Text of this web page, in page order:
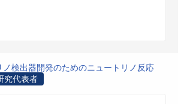
ノ検出器開発のためのニュートリノ反応
究代表者